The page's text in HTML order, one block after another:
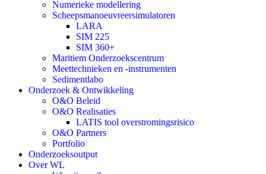
Numerieke modellering
Scheepsmanoeuvreersimulatoren
LARA
SIM 225
SIM 360+
Maritiem Onderzoekscentrum
Meettechnieken en -instrumenten
Sedimentlabo
Onderzoek & Ontwikkeling
O&O Beleid
O&O Realisaties
LATIS tool overstromingsrisico
O&O Partners
Portfolio
Onderzoeksoutput
Over WL